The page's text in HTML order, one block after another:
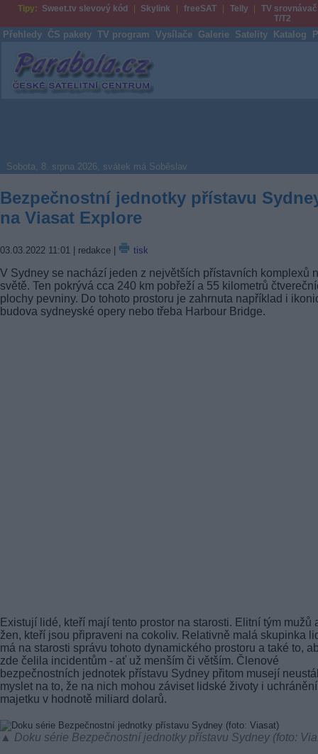
Tipy: Sweet.tv slevový kód Skylink freeSAT Telly
TV srovnávač
T/T2
Přehledy ČS pakety TV program Vysílače Galerie Satelity Katalog
Parabola.cz
Sobota, 8. srpna 2026, svátek má Soběslav
Bezpečnostní jednotky přístavu
na Viasat Explore
03.03.2022 11:01 | redakce | tisk
V Sydney se nachází jeden z největších přístavních komplexů
světě. Ten pokrývá cca 240 km pobřeží a 55 kilometrů
plochy pevniny. Do tohoto prostoru je zahrnuta například i
budova sydneyské opery nebo třeba Harbour Bridge.
Existují lidé, kteří mají tento prostor na starosti. Elitní tým mužů
žen, kteří jsou připraveni na cokoliv. Relativně malá skupinka
má na starosti správu tohoto dynamického prostoru a také to,
zde čelila incidentům - ať už menším či větším. Členové
bezpečnostních jednotek přístavu Sydney přitom musejí
myslet na to, že na nich mohou záviset lidské životy i uchránění
majetku v hodnotě miliard dolarů.
▲ Doku série Bezpečnostní jednotky přístavu Sydney (foto: